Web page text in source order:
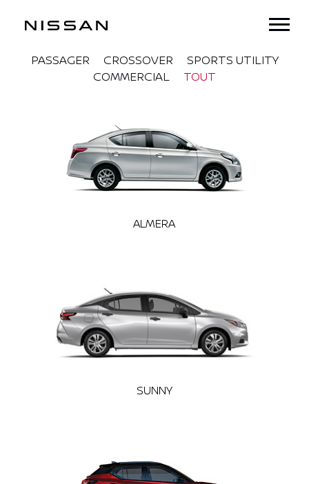
PASSAGER CROSSOVER
SPORTS UTILITY
COMMERCIAL
TOUT
ALMERA
SUNNY